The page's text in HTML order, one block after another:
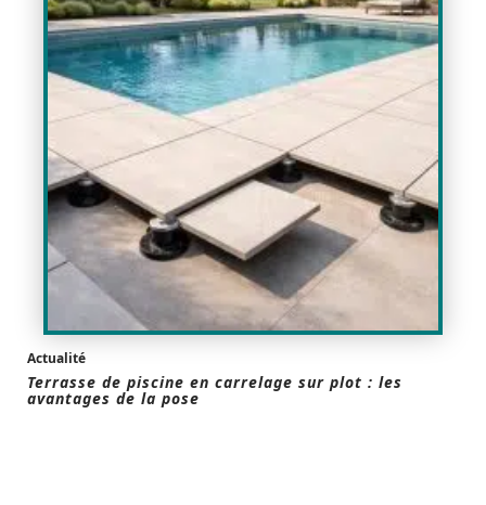
Actualité
Terrasse de piscine en carrelage sur plot : les
avantages de la pose